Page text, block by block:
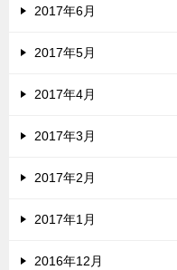
2017年6月
2017年5月
2017年4月
2017年3月
2017年2月
2017年1月
2016年12月